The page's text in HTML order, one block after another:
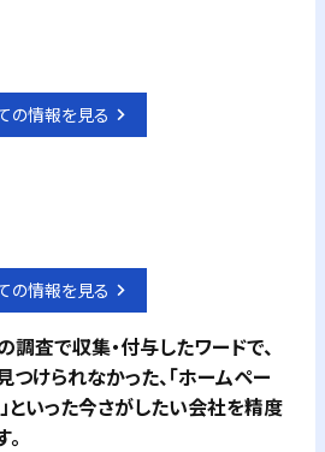
の情報を見る
の情報を見る
査で収集・付与したワードで、
けられなかった、「ホームペー
といった今さがしたい会社を精度